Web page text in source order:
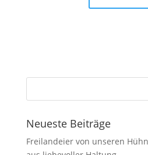
Neueste Beiträge
Freilandeier von unseren